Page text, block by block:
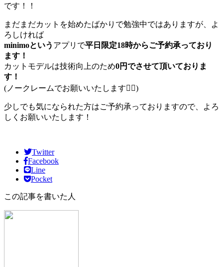
です！！
まだまだカットを始めたばかりで勉強中ではありますが、よ
ろしければ
minimoという アプリで平日限定18時からご予約承っており
ます！
カットモデルは技術向上のため0円でさせて頂いておりま
す！
(ノークレームでお願いいたします🙇‍♀️)
少しでも気になられた方はご予約承っておりますので、よろ
しくお願いいたします！
Twitter
Facebook
Line
Pocket
この記事を書いた人